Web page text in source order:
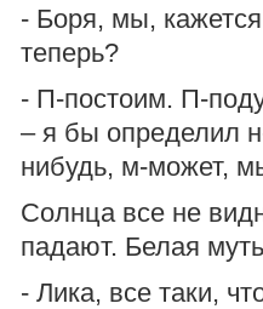
- Боря, мы,
теперь?
- П-постоим. П-
– я бы определил
нибудь, м-может,
Солнца все не
падают. Белая
- Лика, все таки,